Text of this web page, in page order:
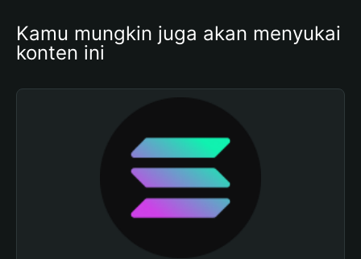
Kamu mungkin juga akan menyukai
konten ini